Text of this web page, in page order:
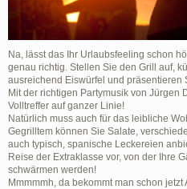
Na, lässt das Ihr Urlaubsfeeling schon
genau richtig. Stellen Sie den Grill auf,
ausreichend Eiswürfel und präsentieren
Mit der richtigen Partymusik von Jürgen
Volltreffer auf ganzer Linie!
Natürlich muss auch für das leibliche
Gegrilltem können Sie Salate,
auch typisch, spanische Leckereien
Reise der Extraklasse vor, von der Ihre
schwärmen werden!
Mmmmmh, da bekommt man schon jetzt